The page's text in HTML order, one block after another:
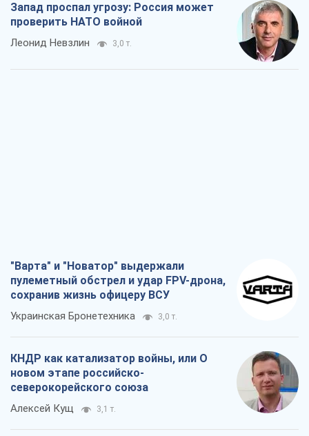
Запад проспал угрозу: Россия может
проверить НАТО войной
Леонид Невзлин 3,0 т.
"Варта" и "Новатор" выдержали
пулеметный обстрел и удар FPV-дрона,
сохранив жизнь офицеру ВСУ
Украинская Бронетехника 3,0 т.
КНДР как катализатор войны, или О
новом этапе российско-
северокорейского союза
Алексей Кущ 3,1 т.